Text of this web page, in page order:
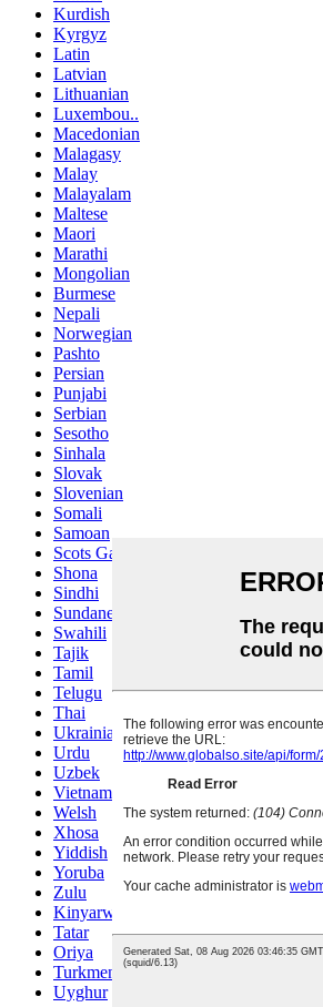
Kurdish
Kyrgyz
Latin
Latvian
Lithuanian
Luxembou..
Macedonian
Malagasy
Malay
Malayalam
Maltese
Maori
Marathi
Mongolian
Burmese
Nepali
Norwegian
Pashto
Persian
Punjabi
Serbian
Sesotho
Sinhala
Slovak
Slovenian
Somali
Samoan
Scots Gaelic
Shona
Sindhi
Sundanese
Swahili
Tajik
Tamil
Telugu
Thai
Ukrainian
Urdu
Uzbek
Vietnamese
Welsh
Xhosa
Yiddish
Yoruba
Zulu
Kinyarwanda
Tatar
Oriya
Turkmen
Uyghur